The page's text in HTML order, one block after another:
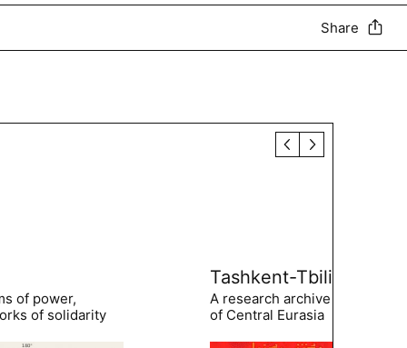
Share
of power,
of solidarity
Tashkent-Tbilisi
A research archive of the
of Central Eurasia